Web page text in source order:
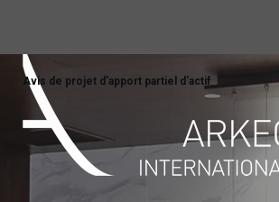
Avis de projet d'apport partiel d'actif